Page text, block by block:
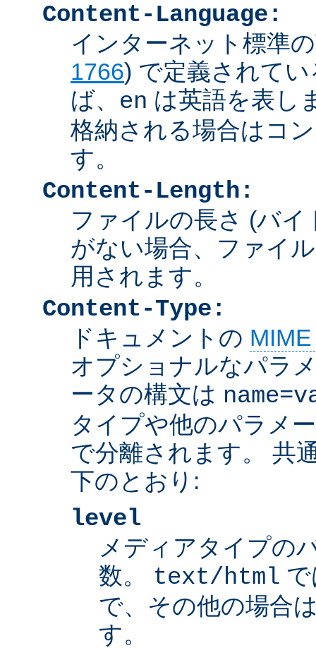
Content-Language:
インターネット標準
1766) で定義されて
ば、 en は英語を表し
格納される場合はコ
す。
Content-Length:
ファイルの長さ (バ
がない場合、ファイ
用されます。
Content-Type:
ドキュメントの
オプショナルなパラ
ータの構文は
タイプや他のパラメ
で分離されます。 共
下のとおり:
level
メディアタイプの
数。 text/html
で、その他の場合
す。